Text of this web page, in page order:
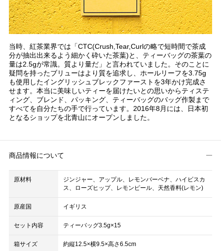
当時、紅茶業界では「CTC(Crush,Tear,Curlの略で短時間で茶成
分が抽出出来るよう細かく砕いた茶葉)と、ティーバッグの茶葉の
量は2.5gが常識。質より量だ」と言われていました。そのことに
疑問を持ったブリューはより質を追求し、ホールリーフを3.75g
も使用したイングリッシュブレックファーストを3年かけ完成さ
せます。本当に美味しいティーを届けたいとの思いからティステ
ィング、ブレンド、パッキング、ティーバッグのバッグ作製まで
すべてを自分たちの手で行っています。2016年8月には、日本初
となるショップを北青山にオープンしました。
商品情報について
原材料
ジンジャー、アップル、レモンバーベナ、ハイビスカ
ス、ローズヒップ、レモンピール、天然香料(レモン)
原産国 イギリス
セット内容 ティーバッグ3.5g×15
箱サイズ 約縦12.5×横9.5×高さ6.5cm